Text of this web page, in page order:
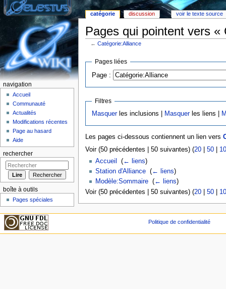
Pages qui pointent vers «
←Catégorie:Alliance
Pages liées
Page :
Filtres
Masquerles inclusions | Masquerles liens |
Les pages ci-dessous contiennent un lien vers
Voir (50 précédentes | 50 suivantes) (20| 50|
Accueil
(← liens)
Station d'Alliance‎ (← liens)
Modèle:Sommaire‎ (← liens)
Voir (50 précédentes | 50 suivantes) (20| 50|
catégorie discussion voir le texte source
navigation
Accueil
Communauté
Actualités
Modifications récentes
Page au hasard
Aide
rechercher
boîte à outils
Pages spéciales
Politique de confidentialité